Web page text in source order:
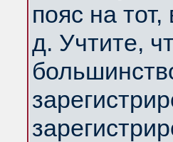
пояс на
д. Учтите,